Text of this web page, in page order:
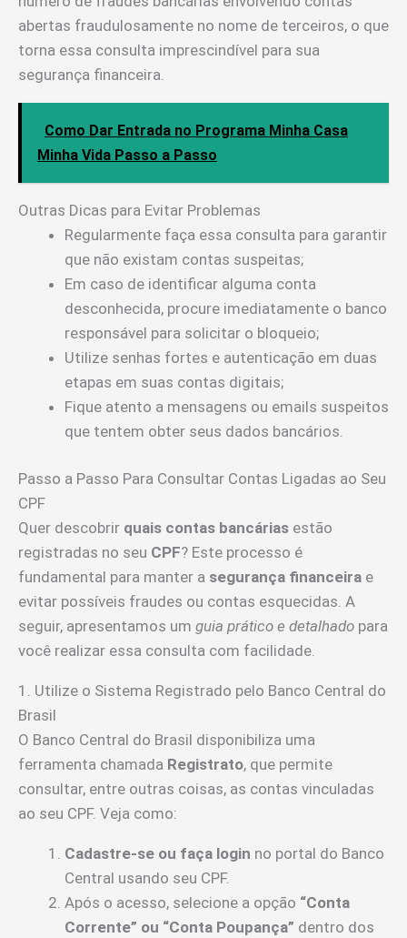
abertas fraudulosamente no nome de terceiros, o que
torna essa consulta imprescindível para sua
segurança financeira.
Como Dar Entrada no Programa Minha Casa
Minha Vida Passo a Passo
Outras Dicas para Evitar Problemas
Regularmente faça essa consulta para garantir
que não existam contas suspeitas;
Em caso de identificar alguma conta
desconhecida, procure imediatamente o banco
responsável para solicitar o bloqueio;
Utilize senhas fortes e autenticação em duas
etapas em suas contas digitais;
Fique atento a mensagens ou emails suspeitos
que tentem obter seus dados bancários.
Passo a Passo Para Consultar Contas Ligadas ao Seu
CPF
Quer descobrir quais contas bancárias estão
registradas no seu CPF? Este processo é
fundamental para manter a segurança financeira e
evitar possíveis fraudes ou contas esquecidas. A
seguir, apresentamos um guia prático e detalhado para
você realizar essa consulta com facilidade.
1. Utilize o Sistema Registrado pelo Banco Central do
Brasil
O Banco Central do Brasil disponibiliza uma
ferramenta chamada Registrato, que permite
consultar, entre outras coisas, as contas vinculadas
ao seu CPF. Veja como:
Cadastre-se ou faça login no portal do Banco
Central usando seu CPF.
Após o acesso, selecione a opção “Conta
Corrente” ou “Conta Poupança” dentro dos